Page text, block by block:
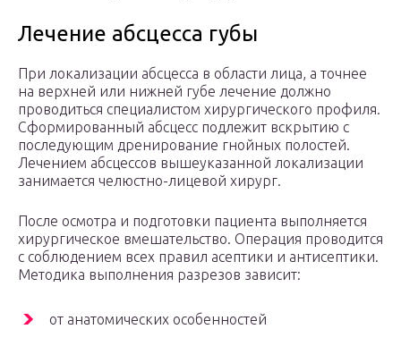
Лечение абсцесса губы
При локализации абсцесса в области лица, а точнее
на верхней или нижней губе лечение должно
проводиться специалистом хирургического профиля.
Сформированный абсцесс подлежит вскрытию с
последующим дренирование гнойных полостей.
Лечением абсцессов вышеуказанной локализации
занимается челюстно-лицевой хирург.
После осмотра и подготовки пациента выполняется
хирургическое вмешательство. Операция проводится
с соблюдением всех правил асептики и антисептики.
Методика выполнения разрезов зависит:
от анатомических особенностей